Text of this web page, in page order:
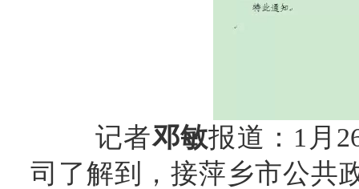
记者邓敏报道：1月
司了解到，接萍乡市公共